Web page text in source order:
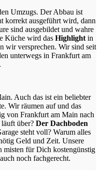
Umzugs. Der Abbau ist
korrekt ausgeführt wird, dann
sind ausgebildet und wahre
Küche wird das Highlight in
wir versprechen. Wir sind seit
unterwegs in Frankfurt am
Auch das ist ein beliebter
Wir räumen auf und das
von Frankfurt am Main nach
über? Der Dachboden
steht voll? Warum alles
Geld und Zeit. Unsere
misten für Dich kostengünstig
noch fachgerecht.